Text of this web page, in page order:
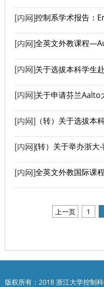
控制系学术报告：
全英文外教课程―Automatic
关于选拔本科学生赴UCLA参加2013-
关于申请芬兰Aalto大学
（转）关于选拔本科学生赴美国加州大学洛杉矶分校参
(转）关于举办浙大-密歇根州立大学“3+X”
全英文外教国际课程―Automatic
上一页 1
版权所有：2018 浙江大学控制